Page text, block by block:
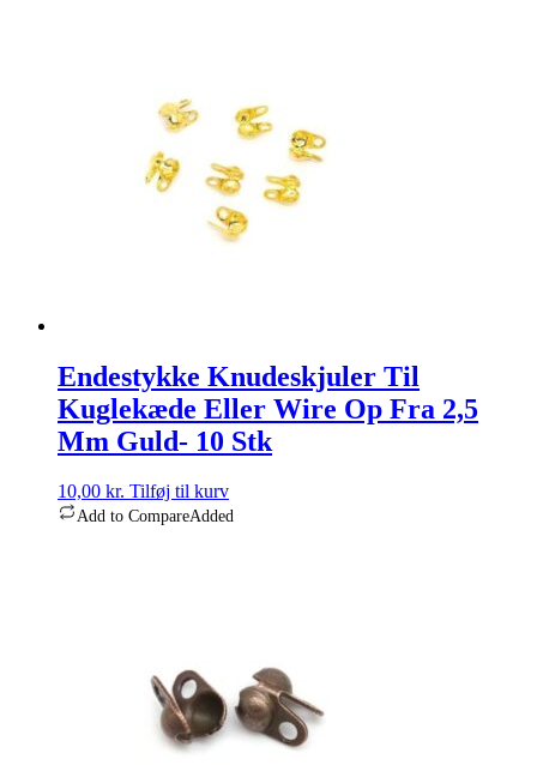
Endestykke Knudeskjuler Til
Kuglekæde Eller Wire Op Fra 2,5
Mm Guld- 10 Stk
10,00 kr. Tilføj til kurv
Add to CompareAdded